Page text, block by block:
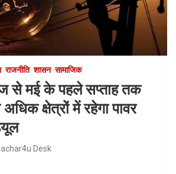
राजनीति शासन सामाजिक
से मई के पहले सप्ताह तक
क्षेत्रों में रहेगा पावर
Desk